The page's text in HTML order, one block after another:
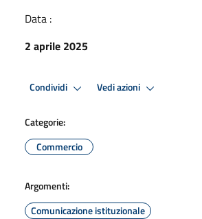
Data :
2 aprile 2025
Condividi Vedi azioni
Categorie:
Commercio
Argomenti:
Comunicazione istituzionale